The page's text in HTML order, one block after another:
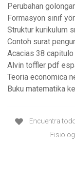
Perubahan
Formasyon sınıf
Struktur kurikulum
Contoh surat
Acacias 38 capitulo
Alvin toffler pdf
Teoria economica
Buku matematika
Encuentra